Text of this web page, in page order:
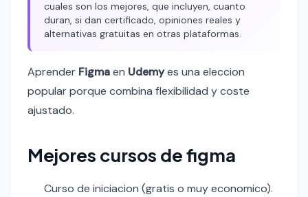
cuales son los mejores, que incluyen, cuanto
duran, si dan certificado, opiniones reales y
alternativas gratuitas en otras plataformas.
Aprender Figmaen Udemyes una eleccion
popular porque combina flexibilidad y coste
ajustado.
Mejores cursos de figma
Curso de iniciacion (gratis o muy economico).